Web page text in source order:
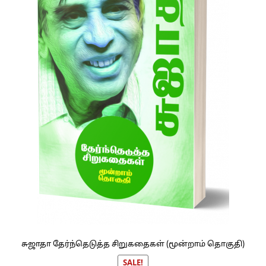
சுஜாதா தேர்ந்தெடுத்த சிறுகதைகள் (மூன்றாம் தொகுதி)
SALE!